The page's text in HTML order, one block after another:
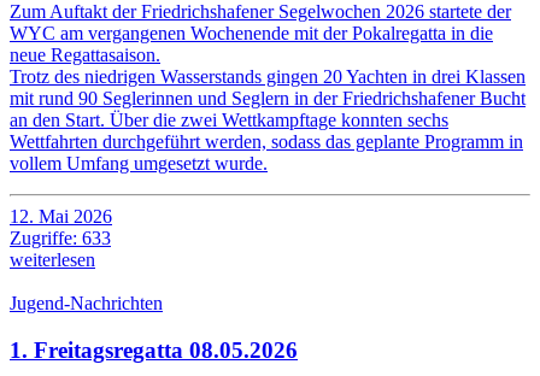
Zum Auftakt der Friedrichshafener Segelwochen 2026 startete der
WYC am vergangenen Wochenende mit der Pokalregatta in die
neue Regattasaison.
Trotz des niedrigen Wasserstands gingen 20 Yachten in drei Klassen
mit rund 90 Seglerinnen und Seglern in der Friedrichshafener Bucht
an den Start. Über die zwei Wettkampftage konnten sechs
Wettfahrten durchgeführt werden, sodass das geplante Programm in
vollem Umfang umgesetzt wurde.
12. Mai 2026
Zugriffe: 633
weiterlesen
Jugend-Nachrichten
1. Freitagsregatta 08.05.2026